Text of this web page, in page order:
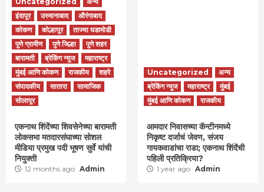
इंदापूर
उस्मानाबाद
औरंगाबाद
कोकण
कोल्हापूर
ताज्या घडामोडी
पुणे ग्रामीण
पुणे जिल्हा
पुणे शहर
बारामती
ब्रेकिंग न्युज
महाराष्ट्र
मुंबई आणि कोकण
राजकीय
शहरे
संपादकीय
सातारा
सामाजिक
सोलापूर
एकनाथ शिंदेंच्या शिवसेनेच्या बारामती
लोकसभा मतदारसंघाच्या सोशल
मीडिया प्रमुख पदी भूषण सुर्वे यांची
नियुक्ती
12 months ago Admin
Uncategorized
अन्य
ब्रेकिंग न्युज
महाराष्ट्र
मुंबई
मुंबई आणि कोकण
राजकीय
आमदार निवासच्या कॅन्टीनमध्ये
निकृष्ट दर्जाचं जेवण, संजय
गायकवाडांचा राडा; एकनाथ शिंदेंची
पहिली प्रतिक्रिया?
1 year ago Admin